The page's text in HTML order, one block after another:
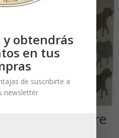
Ajok 50 g: cierre
y obtendrás
en tus
de suscribirte a
newsletter